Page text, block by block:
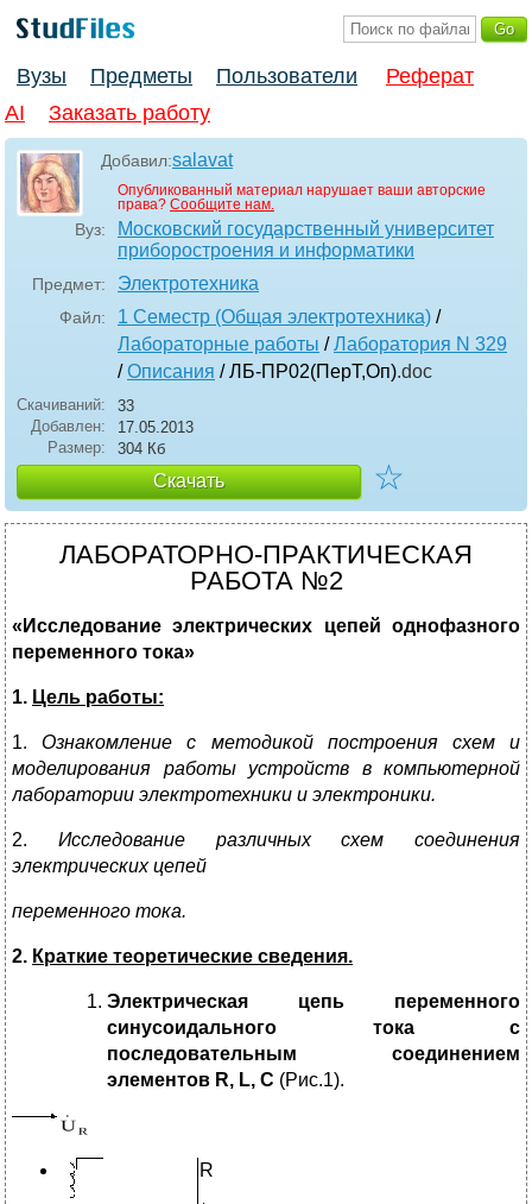
Вузы Предметы Пользователи
Реферат
AI
Заказать работу
Добавил:salavat
Опубликованный материал нарушает ваши авторские
права? Сообщите нам.
Вуз:
Московский государственный университет
приборостроения и информатики
Предмет: Электротехника
Файл: 1 Семестр (Общая электротехника) /
Лабораторные работы /Лаборатория N 329
/Описания / ЛБ-ПР02(ПерТ,Оп).doc
Скачиваний:
33
Добавлен:
17.05.2013
Размер:
304 Кб
Скачать ☆
ЛАБОРАТОРНО-ПРАКТИЧЕСКАЯ
РАБОТА №2
«Исследование электрических цепей однофазного
переменного тока»
1. Цель работы:
1.Ознакомление с методикой построения схем и
моделирования работы устройств в компьютерной
лаборатории электротехники и электроники.
2. Исследование различных схем соединения
электрических цепей
переменного тока.
2. Краткие теоретические сведения.
Электрическая цепь
переменного
синусоидального тока с
последовательным соединением
элементов R, L, C (Рис.1).
R